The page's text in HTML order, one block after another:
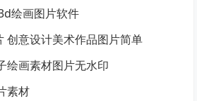
绘画图片软件
创意设计美术作品图片简单
绘画素材图片无水印
素材